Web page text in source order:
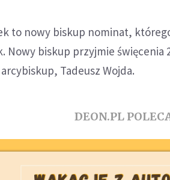
to nowy biskup nominat,
Nowy biskup przyjmie święcenia
Tadeusz Wojda.
DEON.PL